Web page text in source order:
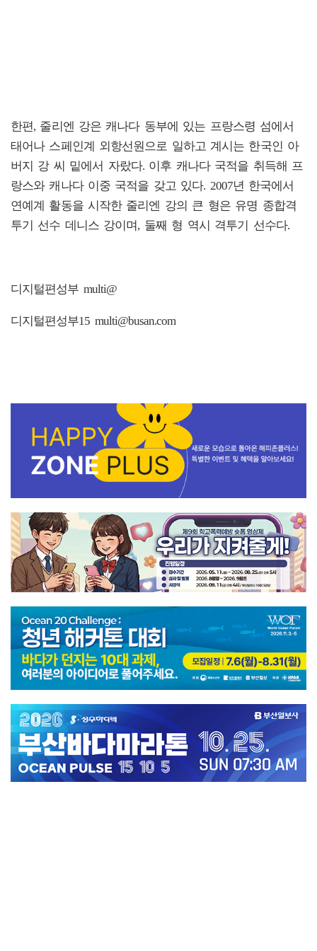
한편, 줄리엔 강은 캐나다 동부에 있는 프랑스령 섬에서
태어나 스페인계 외항선원으로 일하고 계시는 한국인 아
버지 강 씨 밑에서 자랐다. 이후 캐나다 국적을 취득해 프
랑스와 캐나다 이중 국적을 갖고 있다. 2007년 한국에서
연예계 활동을 시작한 줄리엔 강의 큰 형은 유명 종합격
투기 선수 데니스 강이며, 둘째 형 역시 격투기 선수다.
디지털편성부 multi@
디지털편성부15 multi@busan.com